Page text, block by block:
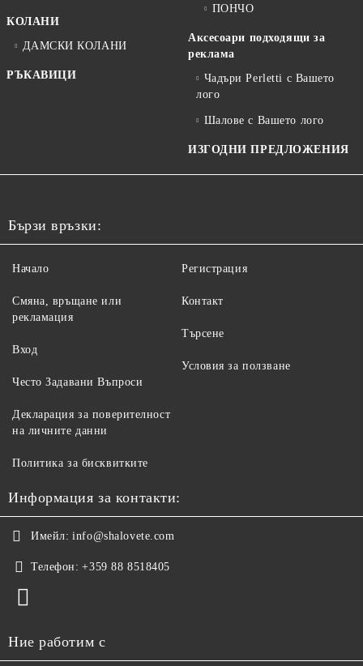
КОЛАНИ
ДАМСКИ КОЛАНИ
РЪКАВИЦИ
ПОНЧО
Аксесоари подходящи за
реклама
Чадъри Perletti с Вашето
лого
Шалове с Вашето лого
ИЗГОДНИ ПРЕДЛОЖЕНИЯ
Бързи връзки:
Начало
Смяна, връщане или
рекламация
Вход
Често Задавани Въпроси
Регистрация
Контакт
Търсене
Условия за ползване
Декларация за поверителност
на личните данни
Политика за бисквитките
Информация за контакти:
Имейл: info@shalovete.com
Телефон: +359 88 8518405
Ние работим с